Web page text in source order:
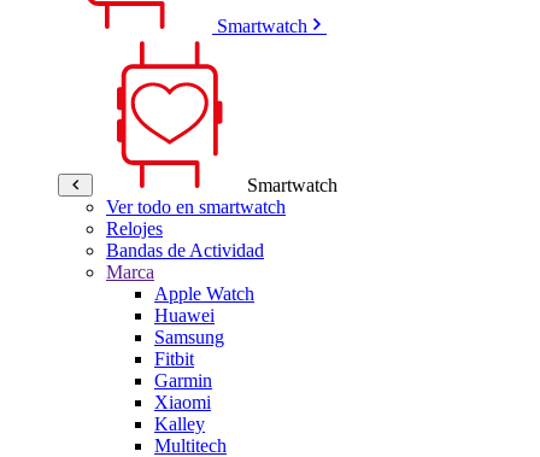
Smartwatch
Smartwatch
Ver todo en smartwatch
Relojes
Bandas de Actividad
Marca
Apple Watch
Huawei
Samsung
Fitbit
Garmin
Xiaomi
Kalley
Multitech